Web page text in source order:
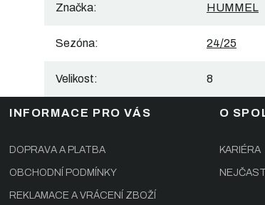
Značka: HUMMEL
Sezóna: 24/25
Velikost: 8
INFORMACE PRO VÁS
DOPRAVA A PLATBA
OBCHODNÍ PODMÍNKY
REKLAMACE A VRÁCENÍ ZBOŽÍ
O
KARIÉRA